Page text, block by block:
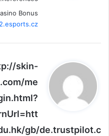
Bonus
ي
و
ل
skin-
me
gb/de.trustpilot.c